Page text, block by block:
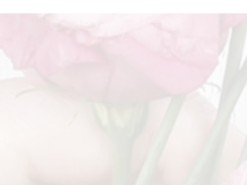
Betriebsurlaub
Wir sind von Freitag 12.6. bis
einschließlich Montag 6.7. im
Urlaub. Die Grabbetreuung